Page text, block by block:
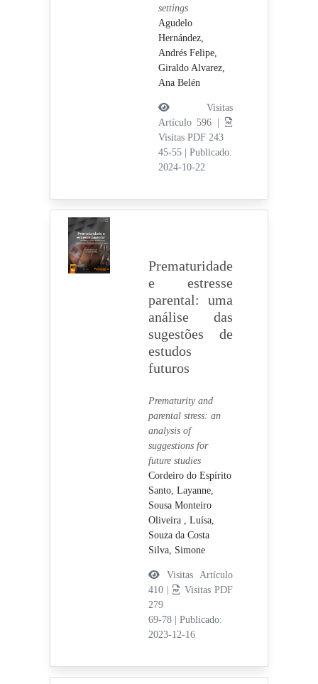
settings
Agudelo
Hernández,
Andrés Felipe,
Giraldo Alvarez,
Ana Belén
Visitas
Artículo 596 |
Visitas PDF 243
45-55
Publicado:
2024-10-22
Prematuridade
e estresse
parental: uma
análise das
sugestões de
estudos
futuros
Prematurity and
parental stress: an
analysis of
suggestions for
future studies
Cordeiro do Espírito
Santo, Layanne,
Sousa Monteiro
Oliveira , Luísa,
Souza da Costa
Silva, Simone
Visitas Artículo
410 |
Visitas PDF
279
69-78
Publicado:
2023-12-16